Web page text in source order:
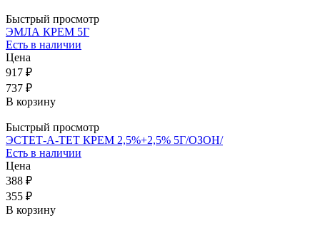
Быстрый просмотр
ЭМЛА КРЕМ 5Г
Есть в наличии
Цена
917 ₽
737 ₽
В корзину
Быстрый просмотр
ЭСТЕТ-А-ТЕТ КРЕМ 2,5%+2,5% 5Г/ОЗОН/
Есть в наличии
Цена
388 ₽
355 ₽
В корзину